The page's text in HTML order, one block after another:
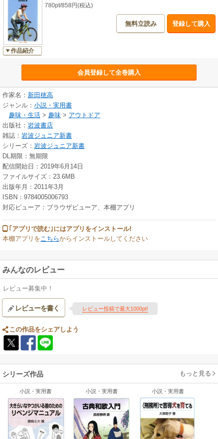
作品紹介
780pt/858円(税込)
無料立読み 登録して購入
会員登録して全巻購入
作家名： 新田穂高
ジャンル： 小説・実用書
趣味・生活 > 趣味 > アウトドア
出版社： 岩波書店
雑誌： 岩波ジュニア新書
シリーズ： 岩波ジュニア新書
DL期限：無期限
配信開始日：2019年6月14日
ファイルサイズ：23.6MB
出版年月：2011年3月
ISBN：9784005006793
対応ビューア：ブラウザビューア、本棚アプリ
｢アプリで読む｣にはアプリをインストール!
本棚アプリをこちらからインストールしてください
みんなのレビュー
レビュー募集中！
レビューを書く レビュー投稿で最大1000pt!
この作品をシェアしよう
シリーズ作品 もっと見る
小説・実用書 小説・実用書 小説・実用書